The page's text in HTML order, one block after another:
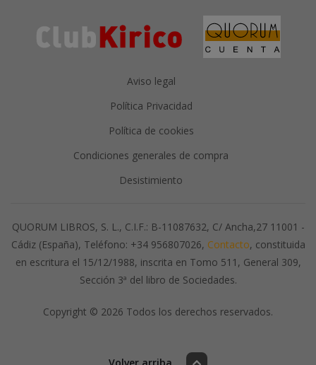
Aviso legal
Política Privacidad
Política de cookies
Condiciones generales de compra
Desistimiento
QUORUM LIBROS, S. L., C.I.F.: B-11087632, C/ Ancha,27 11001 -
Cádiz (España), Teléfono: +34 956807026, Contacto, constituida
en escritura el 15/12/1988, inscrita en Tomo 511, General 309,
Sección 3ª del libro de Sociedades.
Copyright © 2026 Todos los derechos reservados.